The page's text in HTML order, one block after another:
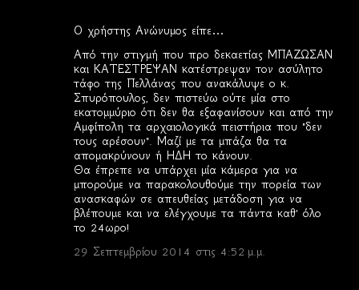
Ο χρήστης Ανώνυμος είπε…
Από την στιγμή που προ δεκαετίας ΜΠΑΖΩΣΑΝ
και ΚΑΤΕΣΤΡΕΨΑΝ κατέστρεψαν τον ασύλητο
τάφο της Πελλάνας που ανακάλυψε ο κ.
Σπυρόπουλος, δεν πιστεύω ούτε μία στο
εκατομμύριο ότι δεν θα εξαφανίσουν και από την
Αμφίπολη τα αρχαιολογικά πειστήρια που "δεν
τους αρέσουν". Μαζί με τα μπάζα θα τα
απομακρύνουν ή ΗΔΗ το κάνουν.
Θα έπρεπε να υπάρχει μία κάμερα για να
μπορούμε να παρακολουθούμε την πορεία των
ανασκαφών σε απευθείας μετάδοση για να
βλέπουμε και να ελέγχουμε τα πάντα καθ' όλο
το 24ωρο!
29 Σεπτεμβρίου 2014 στις 4:52 μ.μ.